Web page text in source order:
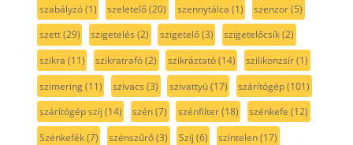
szabályzó(1) szeletelő(20) szennytálca (1) szenzor(5)
szett(29) szigetelés (2) szigetelő(3) szigetelőcsík(2)
szikra (11) szikratrafó(2) szikráztató(14) szilikonzsír(1)
szimering(11) szivacs (3) szivattyú(17) szárítógép(101)
szárítógép szíj (14) szén(7) szénfilter(18) szénkefe (12)
Szénkefék(7) szénszűrő(3) Szíj (6) színtelen(17)